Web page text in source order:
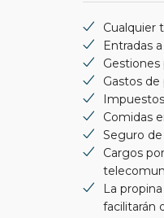
Cualquier
Entradas
Gestiones
Gastos de
Comidas
Seguro
Cargos
La
facilitarán